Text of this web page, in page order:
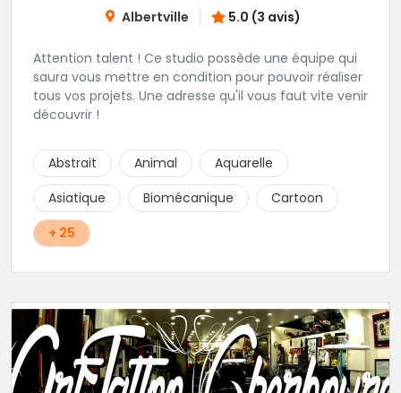
Albertville 5.0 (3 avis)
Attention talent ! Ce studio possède une équipe qui
saura vous mettre en condition pour pouvoir réaliser
tous vos projets. Une adresse qu'il vous faut vite venir
découvrir !
Abstrait Animal
Aquarelle
Asiatique
Biomécanique
Cartoon
+ 25